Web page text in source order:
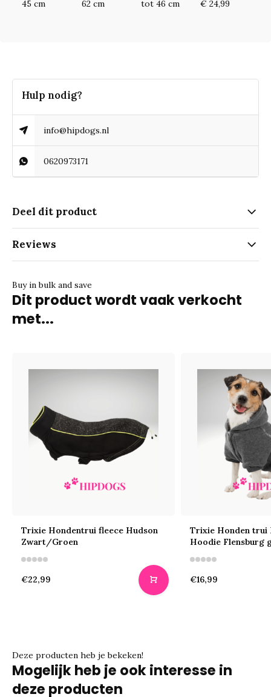
45 cm 62 cm tot 46 cm € 24,99
Hulp nodig?
info@hipdogs.nl
0620973171
Deel dit product
Reviews
Buy in bulk and save
Dit product wordt vaak verkocht
met...
Trixie Hondentrui fleece Hudson
Zwart/Groen
€22,99
Trixie Honden trui
Hoodie Flensburg
€16,99
Deze producten heb je bekeken!
Mogelijk heb je ook interesse in
deze producten